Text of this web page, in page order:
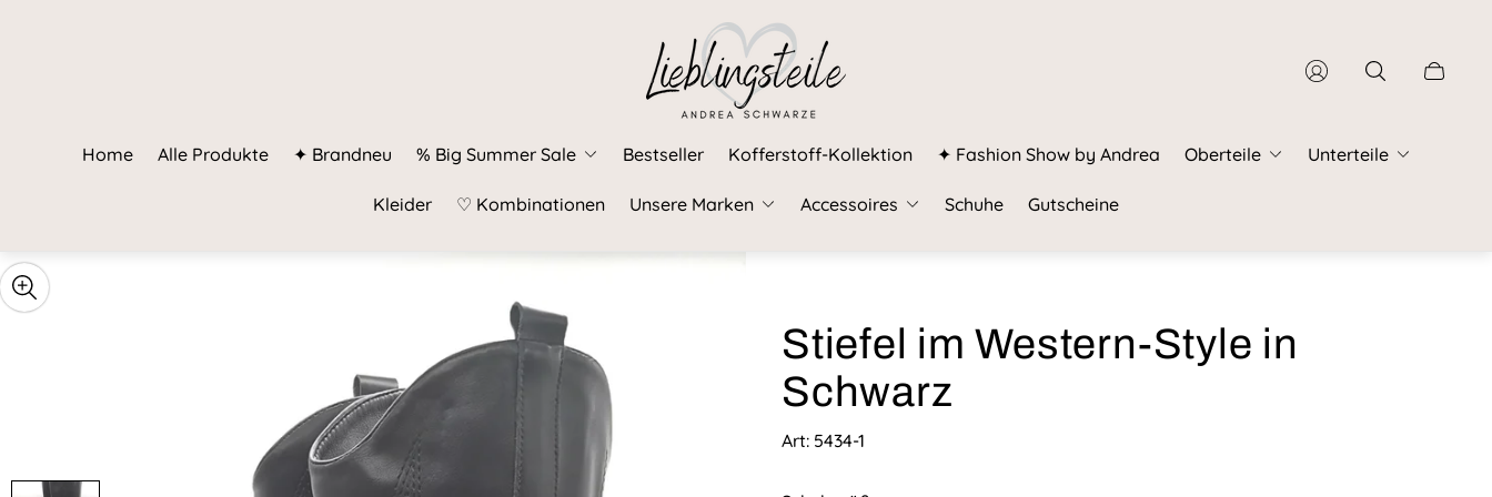
Laden-
Logo"
Home
Alle Produkte ✦ Brandneu % Big Summer Sale Bestseller Kofferstoff-Kollektion ✦ Fashion Show by Andrea Oberteile Unterteile
Kleider ♡ Kombinationen Unsere Marken Accessoires Schuhe Gutscheine
Stiefel im Western-Style in
Schwarz
Art: 5434-1